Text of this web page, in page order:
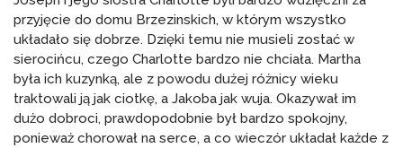
przyjęcie do domu Brzezinskich, w którym wszystko
układało się dobrze. Dzięki temu nie musieli zostać w
sierocińcu, czego Charlotte bardzo nie chciała. Martha
była ich kuzynką, ale z powodu dużej różnicy wieku
traktowali ją jak ciotkę, a Jakoba jak wuja. Okazywał im
dużo dobroci, prawdopodobnie był bardzo spokojny,
ponieważ chorował na serce, a co wieczór układał każde z